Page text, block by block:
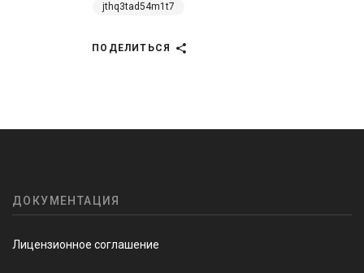
jthq3tad54m1t7
ПОДЕЛИТЬСЯ
ДОКУМЕНТАЦИЯ
Лицензионное соглашение